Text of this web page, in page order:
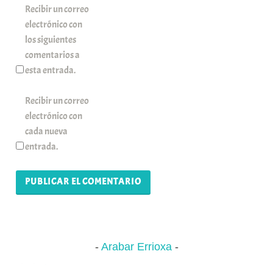
Recibir un correo
electrónico con
los siguientes
comentarios a
esta entrada.
Recibir un correo
electrónico con
cada nueva
entrada.
Arabar Errioxa